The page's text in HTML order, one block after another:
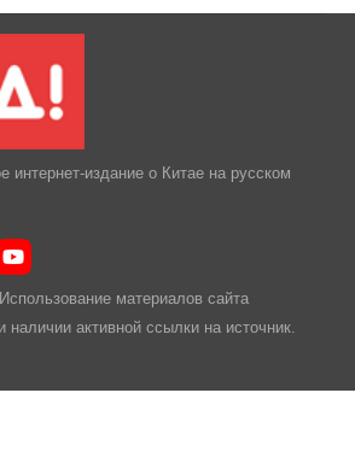
интернет-издание о Китае на русском
материалов сайта
наличии активной ссылки на источник.